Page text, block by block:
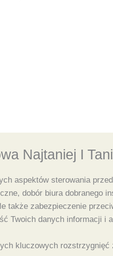
Najtaniej I
aspektów sterowania
dobór biura dobranego
także zabezpieczenie
Twoich danych informacji i
kluczowych